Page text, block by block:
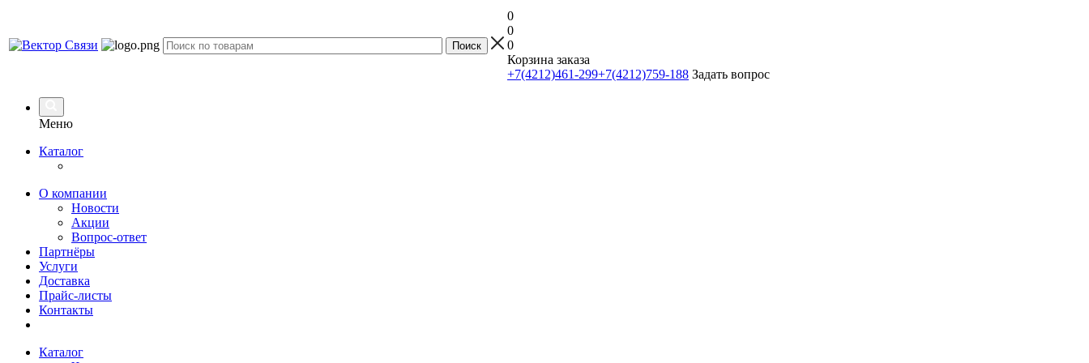
0
0
0
Корзина заказа
+7(4212)461-299+7(4212)759-188 Задать вопрос
Меню
Каталог
О компании
Новости
Акции
Вопрос-ответ
Партнёры
Услуги
Доставка
Прайс-листы
Контакты
Каталог